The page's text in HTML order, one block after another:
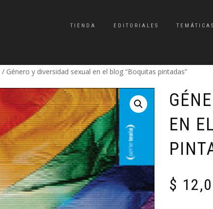
TIENDA EDITORIALES TEMÁTICAS
/ Género y diversidad sexual en el blog “Boquitas pintadas”
EN
$